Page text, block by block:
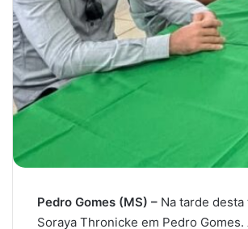
Pedro Gomes (MS) – Na tarde
Soraya Thronicke em Pedro